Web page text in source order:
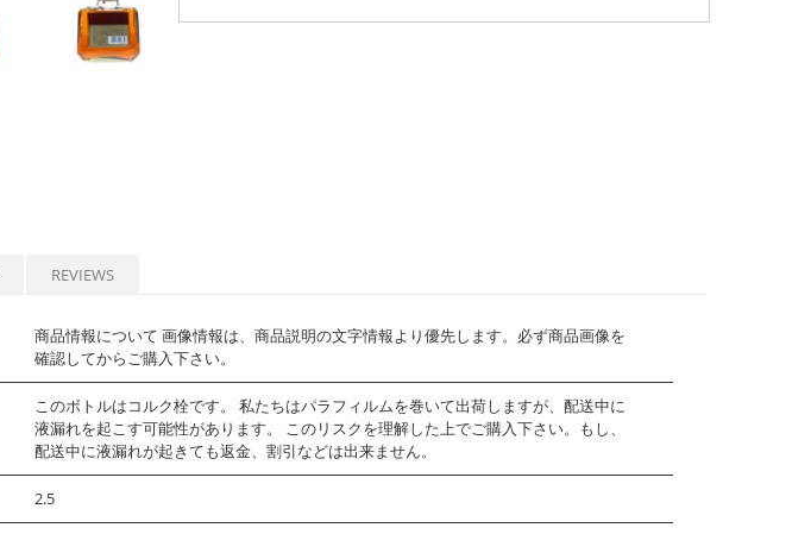
REVIEWS
商品情報について 画像情報は、商品説明の文字情報より優先します。必ず商品画像を
確認してからご購入下さい。
このボトルはコルク栓です。 私たちはパラフィルムを巻いて出荷しますが、配送中に
液漏れを起こす可能性があります。 このリスクを理解した上でご購入下さい。もし、
配送中に液漏れが起きても返金、割引などは出来ません。
2.5